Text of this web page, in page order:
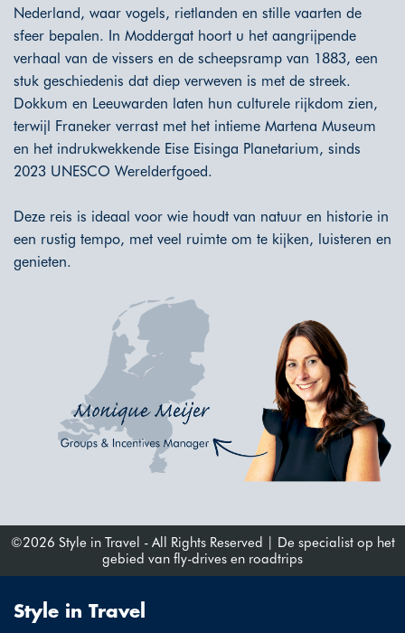
Nederland, waar vogels, rietlanden en stille vaarten de
sfeer bepalen. In Moddergat hoort u het aangrijpende
verhaal van de vissers en de scheepsramp van 1883, een
stuk geschiedenis dat diep verweven is met de streek.
Dokkum en Leeuwarden laten hun culturele rijkdom zien,
terwijl Franeker verrast met het intieme Martena Museum
en het indrukwekkende Eise Eisinga Planetarium, sinds
2023 UNESCO Werelderfgoed.
Deze reis is ideaal voor wie houdt van natuur en historie in
een rustig tempo, met veel ruimte om te kijken, luisteren en
genieten.
©2026 Style in Travel - All Rights Reserved | De specialist op het
gebied van fly-drives en roadtrips
Style in Travel